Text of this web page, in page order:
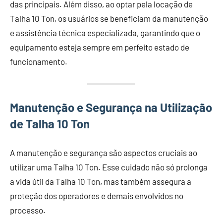
das principais. Além disso, ao optar pela locação de
Talha 10 Ton, os usuários se beneficiam da manutenção
e assistência técnica especializada, garantindo que o
equipamento esteja sempre em perfeito estado de
funcionamento.
Manutenção e Segurança na Utilização
de Talha 10 Ton
A manutenção e segurança são aspectos cruciais ao
utilizar uma Talha 10 Ton. Esse cuidado não só prolonga
a vida útil da Talha 10 Ton, mas também assegura a
proteção dos operadores e demais envolvidos no
processo.